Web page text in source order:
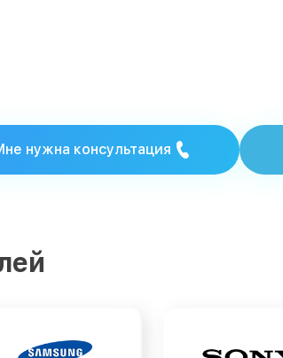
нужна консультация